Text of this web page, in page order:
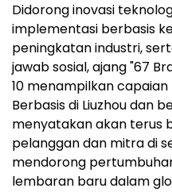
Didorong inovasi
implementasi berbasis
peningkatan industri,
jawab sosial, ajang "67
10 menampilkan capaian
Berbasis di Liuzhou dan
menyatakan akan terus
pelanggan dan mitra di
mendorong
lembaran baru dalam